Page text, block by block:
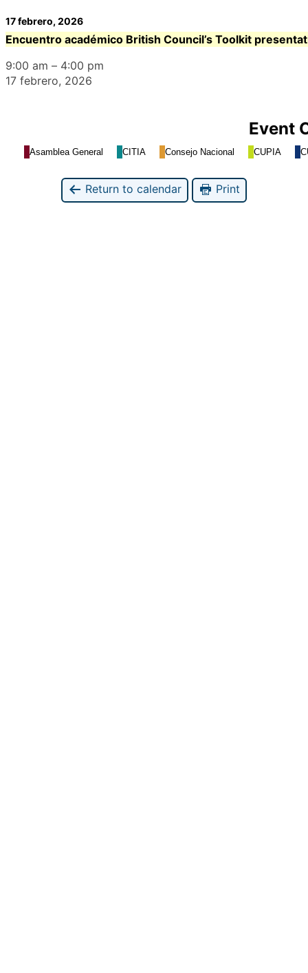
17 febrero, 2026
Encuentro académico British Council’s Toolkit
9:00 am – 4:00 pm
17 febrero, 2026
Event
Asamblea General CITIA Consejo Nacional CUPIA
Return to calendar Print